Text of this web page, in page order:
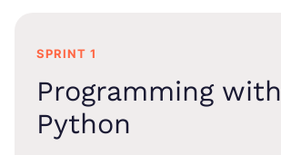
SPRINT 1
Programming with
Python